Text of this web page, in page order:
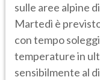
sulle aree alpine
Martedì è
con tempo
temperature in
sensibilmente al